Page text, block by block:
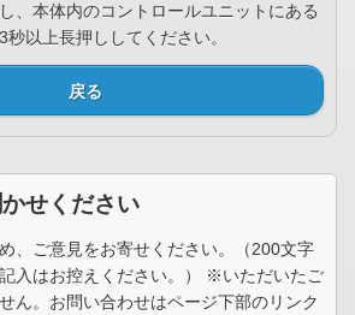
、本体内のコントロールユニットにある
以上長押ししてください。
戻る
せください
、ご意見をお寄せください。（200文字
入はお控えください。） ※いただいたご
ん。お問い合わせはページ下部のリンク